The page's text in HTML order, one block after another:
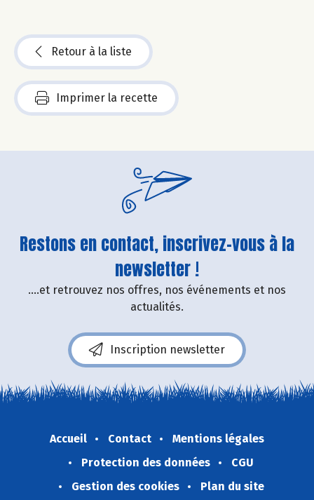
Retour à la liste
Imprimer la recette
Restons en contact, inscrivez-vous à la
newsletter !
....et retrouvez nos offres, nos événements et nos
actualités.
Inscription newsletter
Accueil Contact
Mentions légales
Protection des données
CGU
Gestion des cookies
Plan du site